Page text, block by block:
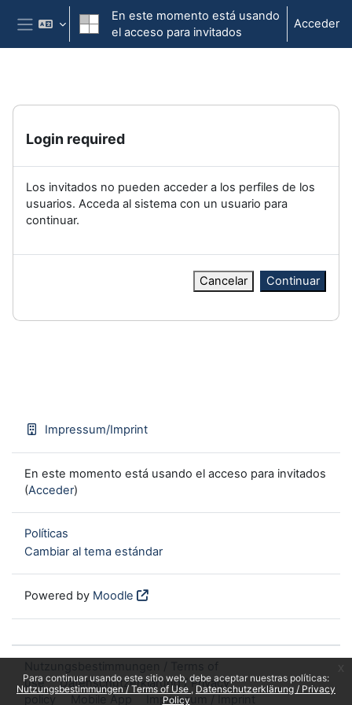
Salta al contenido principal
Para continuar usando este sitio web, debe aceptar nuestras políticas:
Nutzungsbestimmungen / Terms of Use
Datenschutzerklärung / Privacy
Policy
Panel lateral
En este momento está usando
el acceso para invitados
Acceder
Login required
Los invitados no pueden acceder a los perfiles de los
usuarios. Acceda al sistema con un usuario para
continuar.
Cancelar Continuar
Impressum/Imprint
En este momento está usando el acceso para invitados
(Acceder)
Políticas
Cambiar al tema estándar
Powered by Moodle
use
Datenschutzerklärung / Privacy
policy
Mobile App Impressum / Imprint